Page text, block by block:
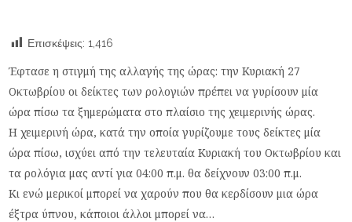
Επισκέψεις: 1,416
Έφτασε η στιγμή της αλλαγής της ώρας: την Κυριακή 27
Οκτωβρίου οι δείκτες των ρολογιών πρέπει να γυρίσουν μία
ώρα πίσω τα ξημερώματα στο πλαίσιο της χειμερινής ώρας.
Η χειμερινή ώρα, κατά την οποία γυρίζουμε τους δείκτες μία
ώρα πίσω, ισχύει από την τελευταία Κυριακή του Οκτωβρίου και
τα ρολόγια μας αντί για 04:00 π.μ. θα δείχνουν 03:00 π.μ.
Κι ενώ μερικοί μπορεί να χαρούν που θα κερδίσουν μια ώρα
έξτρα ύπνου, κάποιοι άλλοι μπορεί να…